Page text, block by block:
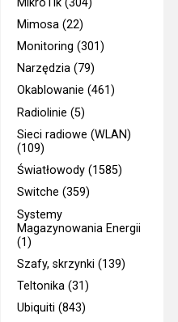
Mimosa (22)
Monitoring (301)
Narzędzia (79)
Okablowanie (461)
Radiolinie (5)
Sieci radiowe (WLAN)
(109)
Światłowody (1585)
Switche (359)
Systemy
Magazynowania Energii
(1)
Szafy, skrzynki (139)
Teltonika (31)
Ubiquiti (843)